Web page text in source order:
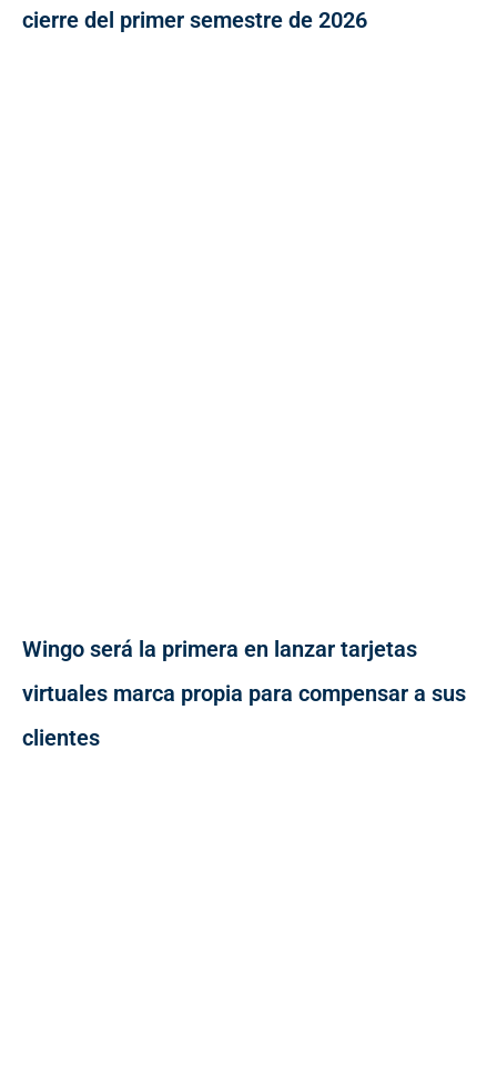
cierre del primer semestre de 2026
Wingo será la primera en lanzar tarjetas
virtuales marca propia para compensar a sus
clientes